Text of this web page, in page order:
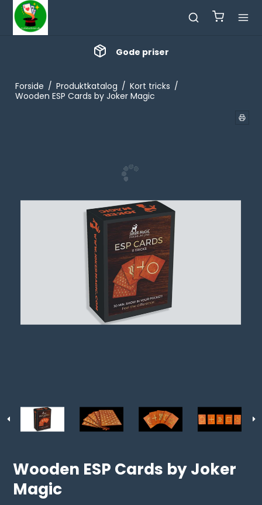
Gode priser
Forside / Produktkatalog / Kort tricks /
Wooden ESP Cards by Joker Magic
Wooden ESP Cards by Joker
Magic